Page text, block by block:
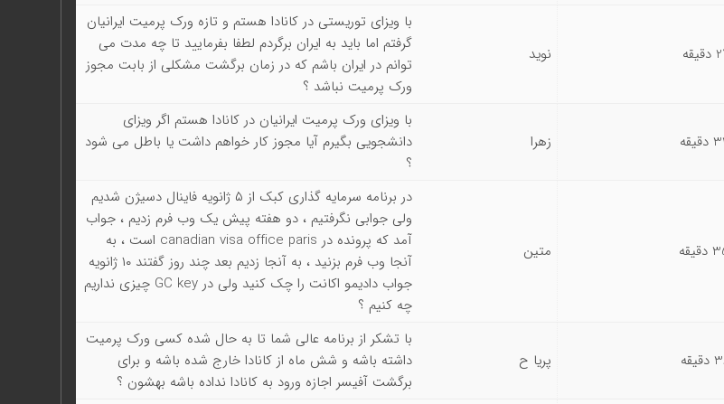
نوید
با ویزای توریستی در کانادا هستم و تازه ورک پرمیت ایرانیان
گرفتم اما باید به ایران برگردم لطفا بفرمایید تا چه مدت می
توانم در ایران باشم که در زمان برگشت مشکلی از بابت مجوز
ورک پرمیت نباشد ؟
زهرا
با ویزای ورک پرمیت ایرانیان در کانادا هستم اگر ویزای
دانشجویی بگیرم آیا مجوز کار خواهم داشت یا باطل می شود
؟
متین
در برنامه سرمایه گذاری کبک از ۵ ژانویه فاینال دسیژن شدیم
ولی جوابی نگرفتیم ، دو هفته پیش یک وب فرم زدیم ، جواب
آمد که پرونده در canadian visa office paris است ، به
آنجا وب فرم بزنید ، به آنجا زدیم بعد چند روز گفتند ۱۰ ژانویه
جواب دادیمو اکانت را چک کنید ولی در GC key چیزی نداریم
چه کنیم ؟
پریا ح
با تشکر از برنامه عالی شما تا به حال شده کسی ورک پرمیت
داشته باشه و شش ماه از کانادا خارج شده باشه و برای
برگشت آفیسر اجازه ورود به کانادا نداده باشه بهشون ؟